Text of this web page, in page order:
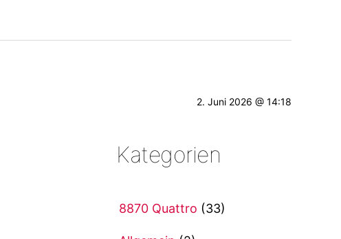
2. Juni 2026 @ 14:18
Kategorien
8870 Quattro (33)